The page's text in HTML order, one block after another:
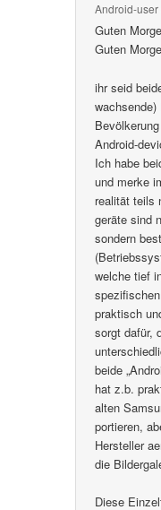
Android-user
Guten
Guten
ihr seid
Android-
Ich habe
und merke
realität teils
geräte sind
sondern
welche tief
praktisch
sorgt dafür,
beide
hat z.b.
alten
portieren,
Hersteller
die
Diese